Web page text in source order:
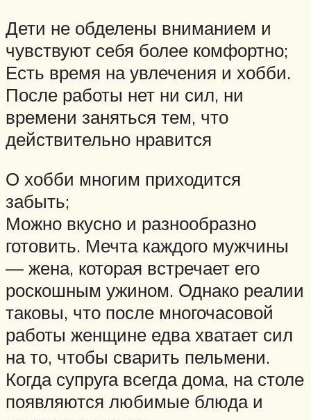
Дети не обделены вниманием и
чувствуют себя более комфортно;
Есть время на увлечения и хобби.
После работы нет ни сил, ни
времени заняться тем, что
действительно нравится
О хобби многим приходится
забыть;
Можно вкусно и разнообразно
готовить. Мечта каждого мужчины
— жена, которая встречает его
роскошным ужином. Однако реалии
таковы, что после многочасовой
работы женщине едва хватает сил
на то, чтобы сварить пельмени.
Когда супруга всегда дома, на столе
появляются любимые блюда и